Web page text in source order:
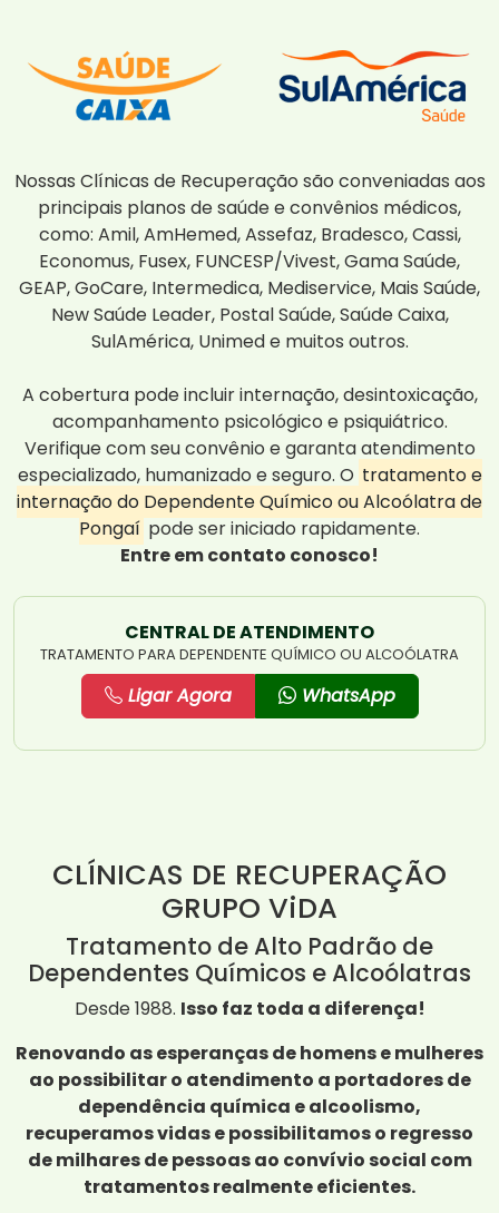
Nossas Clínicas de Recuperação são conveniadas aos
principais planos de saúde e convênios médicos,
como: Amil, AmHemed, Assefaz, Bradesco, Cassi,
Economus, Fusex, FUNCESP/Vivest, Gama Saúde,
GEAP, GoCare, Intermedica, Mediservice, Mais Saúde,
New Saúde Leader, Postal Saúde, Saúde Caixa,
SulAmérica, Unimed e muitos outros.
A cobertura pode incluir internação, desintoxicação,
acompanhamento psicológico e psiquiátrico.
Verifique com seu convênio e garanta atendimento
especializado, humanizado e seguro. O tratamento e
internação do Dependente Químico ou Alcoólatra de
Pongaí pode ser iniciado rapidamente.
Entre em contato conosco!
CENTRAL DE ATENDIMENTO
TRATAMENTO PARA DEPENDENTE QUÍMICO OU ALCOÓLATRA
Ligar Agora WhatsApp
CLÍNICAS DE RECUPERAÇÃO
GRUPO ViDA
Tratamento de Alto Padrão de
Dependentes Químicos e Alcoólatras
Desde 1988. Isso faz toda a diferença!
Renovando as esperanças de homens e mulheres
ao possibilitar o atendimento a portadores de
dependência química e alcoolismo,
recuperamos vidas e possibilitamos o regresso
de milhares de pessoas ao convívio social com
tratamentos realmente eficientes.